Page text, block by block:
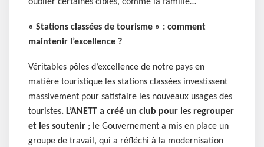
« Stations classées de tourisme » : comment
maintenir l’excellence ?
Véritables pôles d’excellence de notre pays en
matière touristique les stations classées investissent
massivement pour satisfaire les nouveaux usages des
touristes. L’ANETT a créé un club pour les regrouper
et les soutenir ; le Gouvernement a mis en place un
groupe de travail, qui a réfléchi à la modernisation